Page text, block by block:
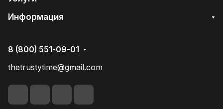
Информация
8 (800) 551-09-01
thetrustytime@gmail.com